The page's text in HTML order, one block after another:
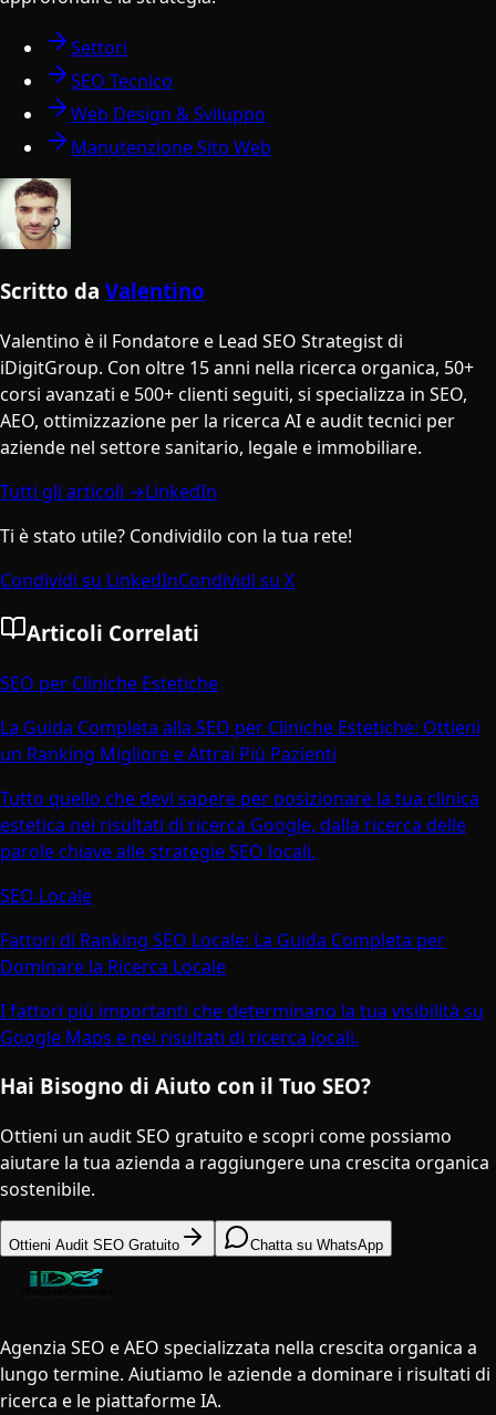
Settori
SEO Tecnico
Web Design & Sviluppo
Manutenzione Sito Web
Scritto da Valentino
Valentino è il Fondatore e Lead SEO Strategist di
iDigitGroup. Con oltre 15 anni nella ricerca organica, 50+
corsi avanzati e 500+ clienti seguiti, si specializza in SEO,
AEO, ottimizzazione per la ricerca AI e audit tecnici per
aziende nel settore sanitario, legale e immobiliare.
Tutti gli articoli →LinkedIn
Ti è stato utile? Condividilo con la tua rete!
Condividi su LinkedInCondividi su X
Articoli Correlati
SEO per Cliniche Estetiche
La Guida Completa alla SEO per Cliniche Estetiche: Ottieni
un Ranking Migliore e Attrai Più Pazienti
Tutto quello che devi sapere per posizionare la tua clinica
estetica nei risultati di ricerca Google, dalla ricerca delle
parole chiave alle strategie SEO locali.
SEO Locale
Fattori di Ranking SEO Locale: La Guida Completa per
Dominare la Ricerca Locale
I fattori più importanti che determinano la tua visibilità su
Google Maps e nei risultati di ricerca locali.
Hai Bisogno di Aiuto con il Tuo SEO?
Ottieni un audit SEO gratuito e scopri come possiamo
aiutare la tua azienda a raggiungere una crescita organica
sostenibile.
Ottieni Audit SEO Gratuito Chatta su WhatsApp
Agenzia SEO e AEO specializzata nella crescita organica a
lungo termine. Aiutiamo le aziende a dominare i risultati di
ricerca e le piattaforme IA.